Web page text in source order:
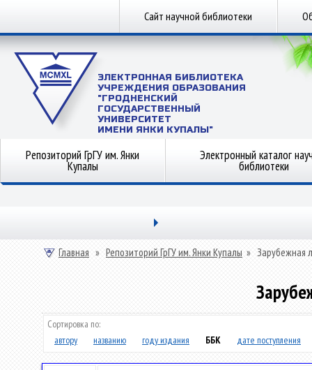
Сайт научной библиотеки
ЭЛЕКТРОННАЯ БИБЛИОТЕКА
УЧРЕЖДЕНИЯ ОБРАЗОВАНИЯ
"ГРОДНЕНСКИЙ
ГОСУДАРСТВЕННЫЙ
УНИВЕРСИТЕТ
ИМЕНИ ЯНКИ КУПАЛЫ"
Репозиторий ГрГУ им. Янки
Купалы
Электронный каталог
библиотеки
Главная » Репозиторий ГрГУ им. Янки Купалы » Зарубежная
Сортировка по:
автору
названию году издания ББК дате поступления